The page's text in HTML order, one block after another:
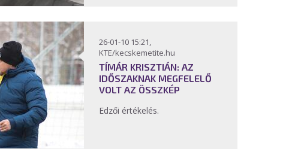
26-01-10 15:21,
KTE/kecskemetite.hu
TÍMÁR KRISZTIÁN: AZ
IDŐSZAKNAK MEGFELELŐ
VOLT AZ ÖSSZKÉP
Edzői értékelés.